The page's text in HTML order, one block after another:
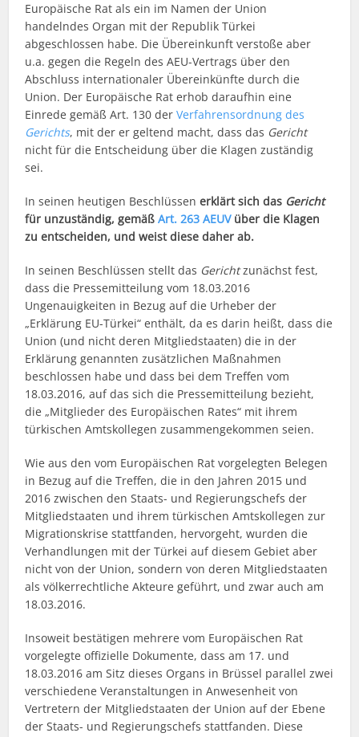
Europäische Rat als ein im Namen der Union
handelndes Organ mit der Republik Türkei
abgeschlossen habe. Die Übereinkunft verstoße aber
u.a. gegen die Regeln des AEU-Vertrags über den
Abschluss internationaler Übereinkünfte durch die
Union. Der Europäische Rat erhob daraufhin eine
Einrede gemäß Art. 130 derVerfahrensordnung des
Gerichts, mit der er geltend macht, dass das Gericht
nicht für die Entscheidung über die Klagen zuständig
sei.
In seinen heutigen Beschlüssenerklärt sich das Gericht
für unzuständig, gemäßArt. 263 AEUVüber die Klagen
zu entscheiden, und weist diese daher ab.
In seinen Beschlüssen stellt das Gerichtzunächst fest,
dass die Pressemitteilung vom 18.03.2016
Ungenauigkeiten in Bezug auf die Urheber der
„Erklärung EU-Türkei“ enthält, da es darin heißt, dass die
Union (und nicht deren Mitgliedstaaten) die in der
Erklärung genannten zusätzlichen Maßnahmen
beschlossen habe und dass bei dem Treffen vom
18.03.2016, auf das sich die Pressemitteilung bezieht,
die „Mitglieder des Europäischen Rates“ mit ihrem
türkischen Amtskollegen zusammengekommen seien.
Wie aus den vom Europäischen Rat vorgelegten Belegen
in Bezug auf die Treffen, die in den Jahren 2015 und
2016 zwischen den Staats- und Regierungschefs der
Mitgliedstaaten und ihrem türkischen Amtskollegen zur
Migrationskrise stattfanden, hervorgeht, wurden die
Verhandlungen mit der Türkei auf diesem Gebiet aber
nicht von der Union, sondern von deren Mitgliedstaaten
als völkerrechtliche Akteure geführt, und zwar auch am
18.03.2016.
Insoweit bestätigen mehrere vom Europäischen Rat
vorgelegte offizielle Dokumente, dass am 17. und
18.03.2016 am Sitz dieses Organs in Brüssel parallel zwei
verschiedene Veranstaltungen in Anwesenheit von
Vertretern der Mitgliedstaaten der Union auf der Ebene
der Staats- und Regierungschefs stattfanden. Diese